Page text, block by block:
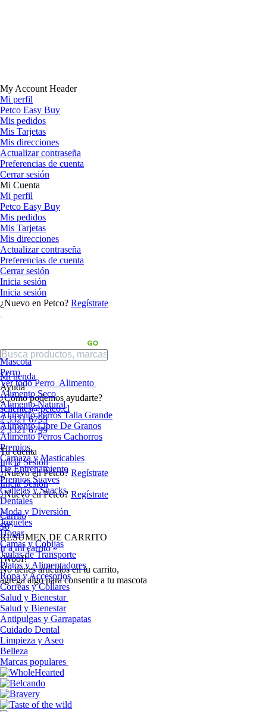
My Account Header
Mi perfil
Petco Easy Buy
Mis pedidos
Mis Tarjetas
Mis direcciones
Actualizar contraseña
Preferencias de cuenta
Cerrar sesión
Mi Cuenta
Mi perfil
Petco Easy Buy
Mis pedidos
Mis Tarjetas
Mis direcciones
Actualizar contraseña
Preferencias de cuenta
Cerrar sesión
Inicia sesión
Inicia sesión
¿Nuevo en Petco? Regístrate
Mi tienda
Ayuda
¿Cómo podemos ayudarte?
sclientes@petco.cl
2 3321 6799
2 3321 6799
Tu cuenta
Inicia Sesión
¿Nuevo en Petco? Regístrate
Inicia Sesión
¿Nuevo en Petco? Regístrate
Carrito
$0
RESUMEN DE CARRITO
Ir a mi carrito »
¡Woof!
No tíenes artículos en tu carrito,
agrega algo para consentir a tu mascota
Mascota
Perro
Ver todo Perro Alimento
Alimento Seco
Alimento Natural
Alimento Perros Talla Grande
Alimento Libre De Granos
Alimento Perros Cachorros
Premios
Carnaza y Masticables
De Entrenamiento
Premios Suaves
Galletas y Snacks
Dentales
Moda y Diversión
Juguetes
Hogar
Camas y Cobijas
Jaulas de Transporte
Platos y Alimentadores
Ropa y Accesorios
Correas y Collares
Salud y Bienestar
Salud y Bienestar
Antipulgas y Garrapatas
Cuidado Dental
Limpieza y Aseo
Belleza
Marcas populares